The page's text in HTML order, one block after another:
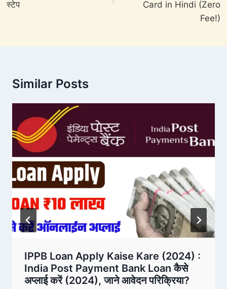
स्टेप
Card in Hindi (Zero
Fee!)
Similar Posts
IPPB Loan Apply Kaise Kare (2024) :
India Post Payment Bank Loan कैसे
अप्लाई करें (2024), जाने आवेदन परिक्रिया?